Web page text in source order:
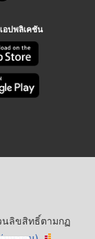
ปพลิเคชัน
นลิขสิทธิ์ตามกฏ